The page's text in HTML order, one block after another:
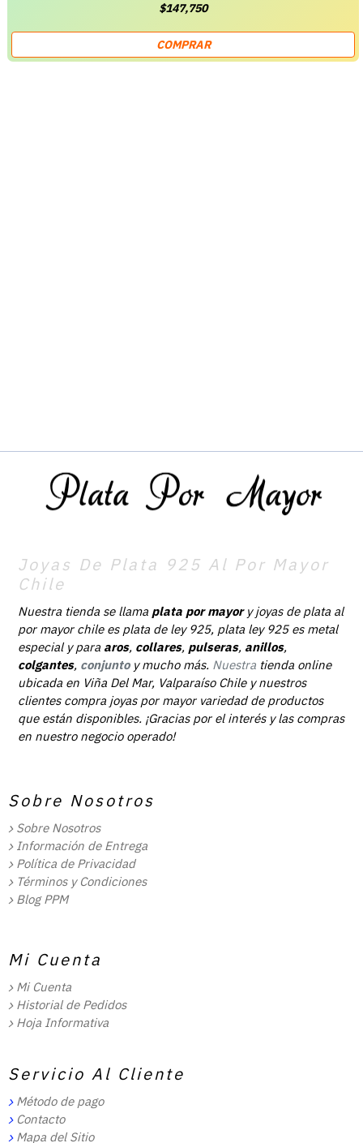
$147,750
COMPRAR
Joyas De Plata 925 Al Por Mayor
Chile
Nuestra tienda se llama plata por mayory joyas de plata al
por mayor chile es plata de ley 925, plata ley 925 es metal
especial y para aros, collares, pulseras, anillos,
colgantes, conjunto y mucho más. Nuestra tienda online
ubicada en Viña Del Mar, Valparaíso Chile y nuestros
clientes compra joyas por mayor variedad de productos
que están disponibles. ¡Gracias por el interés y las compras
en nuestro negocio operado!
Sobre Nosotros
Sobre Nosotros
Información de Entrega
Política de Privacidad
Términos y Condiciones
Blog PPM
Mi Cuenta
Mi Cuenta
Historial de Pedidos
Hoja Informativa
Servicio Al Cliente
Método de pago
Contacto
Mapa del Sitio